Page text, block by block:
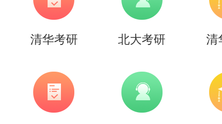
口腔医学硕士：
2021年：340分
2023年：325分
2024年：345分
清华考研 北大考研 清